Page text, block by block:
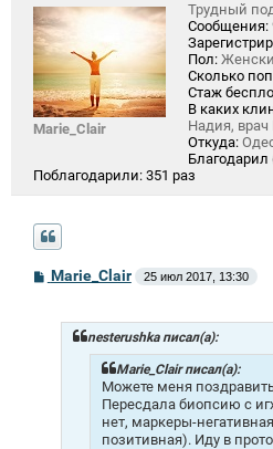
Marie_Clair
Трудный
Сообщения:
Пол:
Сколько
Стаж
В каких
Надия, врач
Откуда:
Благодарил
Поблагодарили: 351 раз
СMarie_Clair 25 июл 2017, 13:30
nesterushka писал(а):
Marie_Clair писал(а):
Можете меня
Пересдала биопсию с
нет, маркеры-
позитивная). Иду в